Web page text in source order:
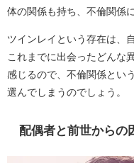
体の関係も持ち、不倫関係
ツインレイという存在は、
これまでに出会ったどんな
感じるので、不倫関係とい
選んでしまうのでしょう。
配偶者と前世からの